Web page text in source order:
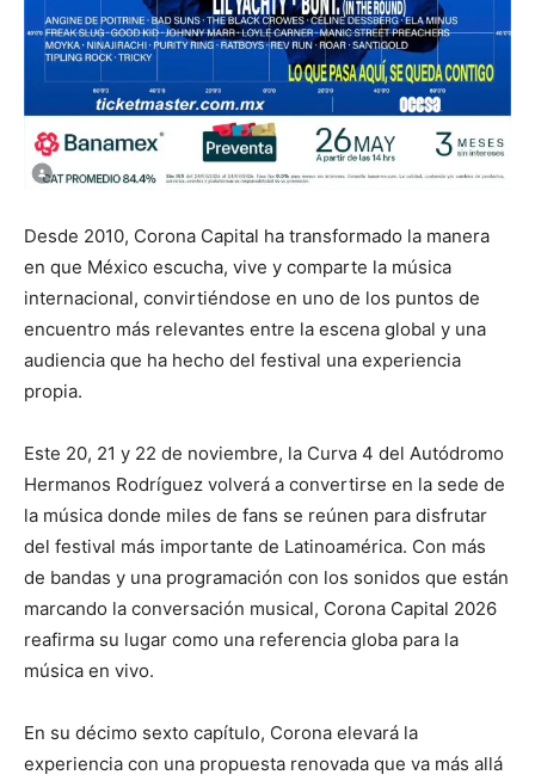
Desde 2010, Corona Capital ha transformado la manera
en que México escucha, vive y comparte la música
internacional, convirtiéndose en uno de los puntos de
encuentro más relevantes entre la escena global y una
audiencia que ha hecho del festival una experiencia
propia.
Este 20, 21 y 22 de noviembre, la Curva 4 del Autódromo
Hermanos Rodríguez volverá a convertirse en la sede de
la música donde miles de fans se reúnen para disfrutar
del festival más importante de Latinoamérica. Con más
de bandas y una programación con los sonidos que están
marcando la conversación musical, Corona Capital 2026
reafirma su lugar como una referencia globa para la
música en vivo.
En su décimo sexto capítulo, Corona elevará la
experiencia con una propuesta renovada que va más allá